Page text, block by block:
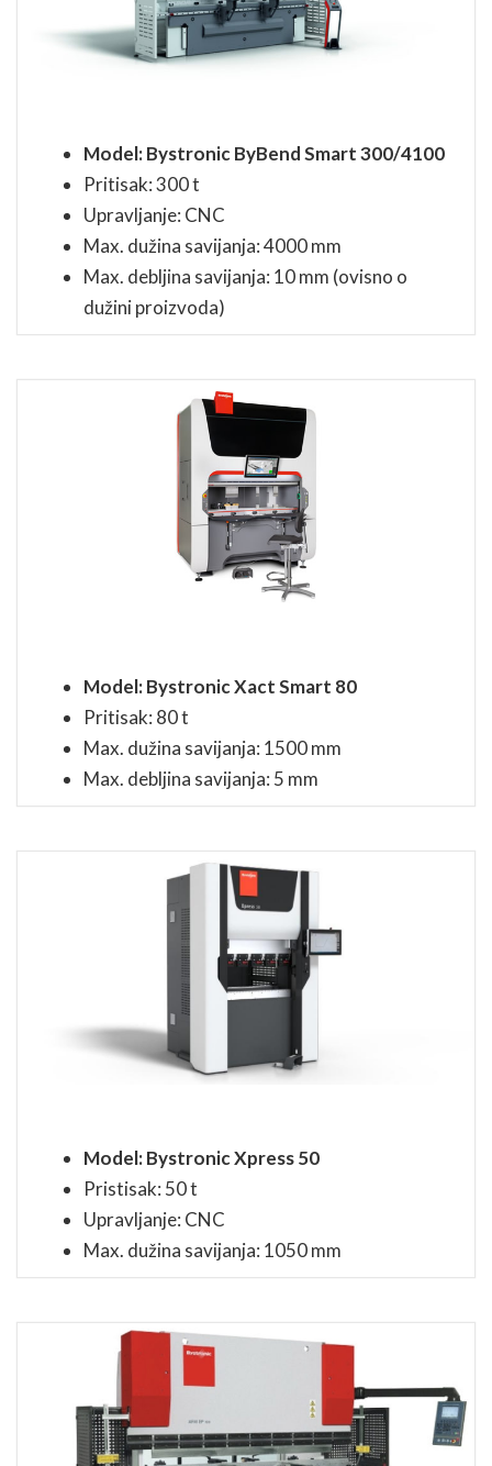
Model: Bystronic ByBend Smart 300/4100
Pritisak: 300 t
Upravljanje: CNC
Max. dužina savijanja: 4000 mm
Max. debljina savijanja: 10 mm (ovisno o
dužini proizvoda)
Model: Bystronic Xact Smart 80
Pritisak: 80 t
Max. dužina savijanja: 1500 mm
Max. debljina savijanja: 5 mm
Model: Bystronic Xpress 50
Pristisak: 50 t
Upravljanje: CNC
Max. dužina savijanja: 1050 mm